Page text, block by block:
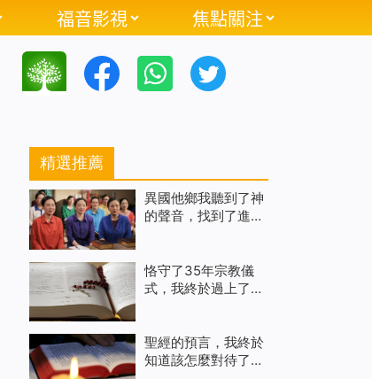
福音影視 焦點關注
精選推薦
異國他鄉我聽到了神
的聲音，找到了進天
恪守了35年宗教儀
式，我終於過上了真
聖經的預言，我終於
知道該怎麼對待了